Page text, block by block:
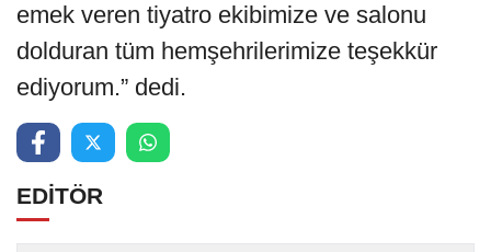
emek veren tiyatro ekibimize ve salonu
dolduran tüm hemşehrilerimize teşekkür
ediyorum.” dedi.
EDİTÖR